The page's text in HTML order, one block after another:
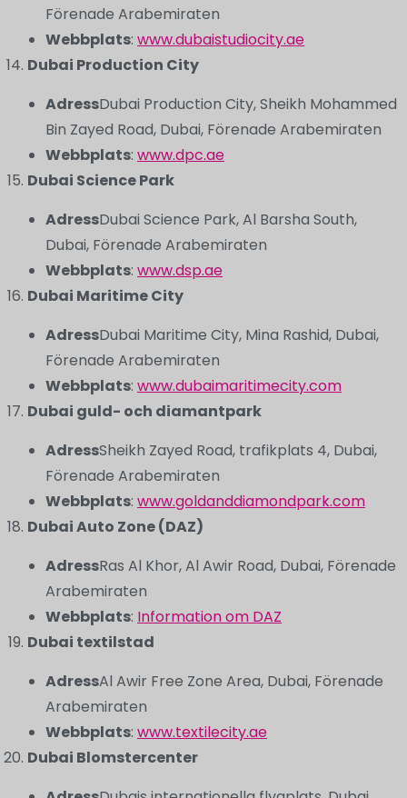
Förenade Arabemiraten
Webbplats: www.dubaistudiocity.ae
Dubai Production City
AdressDubai Production City, Sheikh Mohammed
Bin Zayed Road, Dubai, Förenade Arabemiraten
Webbplats: www.dpc.ae
Dubai Science Park
AdressDubai Science Park, Al Barsha South,
Dubai, Förenade Arabemiraten
Webbplats: www.dsp.ae
Dubai Maritime City
AdressDubai Maritime City, Mina Rashid, Dubai,
Förenade Arabemiraten
Webbplats: www.dubaimaritimecity.com
Dubai guld- och diamantpark
AdressSheikh Zayed Road, trafikplats 4, Dubai,
Förenade Arabemiraten
Webbplats: www.goldanddiamondpark.com
Dubai Auto Zone (DAZ)
AdressRas Al Khor, Al Awir Road, Dubai, Förenade
Arabemiraten
Webbplats: Information om DAZ
Dubai textilstad
AdressAl Awir Free Zone Area, Dubai, Förenade
Arabemiraten
Webbplats: www.textilecity.ae
Dubai Blomstercenter